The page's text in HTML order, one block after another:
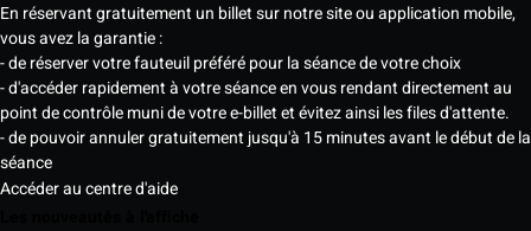
En réservant gratuitement un billet sur notre site ou application mobile,
vous avez la garantie :
- de réserver votre fauteuil préféré pour la séance de votre choix
- d'accéder rapidement à votre séance en vous rendant directement au
point de contrôle muni de votre e-billet et évitez ainsi les files d'attente.
- de pouvoir annuler gratuitement jusqu'à 15 minutes avant le début de la
séance
Accéder au centre d'aide